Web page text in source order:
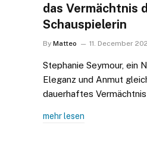
das Vermächtnis
Schauspielerin
By Matteo 11. December
Stephanie Seymour, ein
Eleganz und Anmut
dauerhaftes
mehr lesen